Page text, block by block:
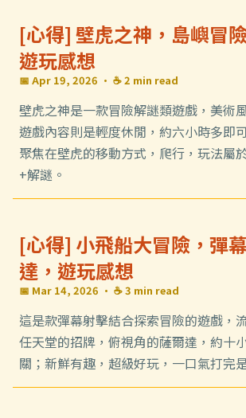
[心得] 壁虎之神，島嶼冒
遊玩感想
📅 Apr 19, 2026 · ☕ 2 min read
壁虎之神是一款冒險解謎類遊戲，美術
遊戲內容則是輕度休閒，約六小時多即
聚焦在壁虎的移動方式，爬行，玩法屬
+解謎。
[心得] 小飛船大冒險，彈
達，遊玩感想
📅 Mar 14, 2026 · ☕ 3 min read
這是款彈幕射擊結合探索冒險的遊戲，
任天堂的招牌，俯視角的薩爾達，約十
關；新鮮有趣，超級好玩，一口氣打完